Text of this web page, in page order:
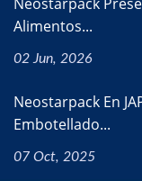
Alimentos...
02 Jun, 2026
Neostarpack En
Embotellado...
07 Oct, 2025